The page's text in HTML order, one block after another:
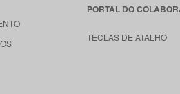
PORTAL DO
TECLAS DE ATALHO